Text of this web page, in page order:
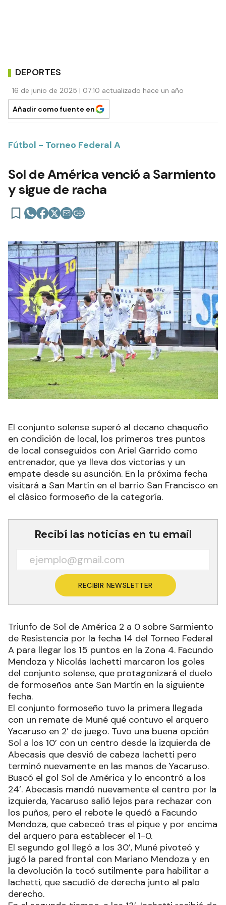
DEPORTES
16 de junio de 2025 | 07:10 actualizado hace un año
Añadir como fuente en
Fútbol - Torneo Federal A
Sol de América venció a Sarmiento
y sigue de racha
El conjunto solense superó al decano chaqueño
en condición de local, los primeros tres puntos
de local conseguidos con Ariel Garrido como
entrenador, que ya lleva dos victorias y un
empate desde su asunción. En la próxima fecha
visitará a San Martín en el barrio San Francisco en
el clásico formoseño de la categoría.
Recibí las noticias en tu email
RECIBIR NEWSLETTER
Triunfo de Sol de América 2 a 0 sobre Sarmiento
de Resistencia por la fecha 14 del Torneo Federal
A para llegar los 15 puntos en la Zona 4. Facundo
Mendoza y Nicolás Iachetti marcaron los goles
del conjunto solense, que protagonizará el duelo
de formoseños ante San Martín en la siguiente
fecha.
El conjunto formoseño tuvo la primera llegada
con un remate de Muné qué contuvo el arquero
Yacaruso en 2’ de juego. Tuvo una buena opción
Sol a los 10’ con un centro desde la izquierda de
Abecasis que desvió de cabeza Iachetti pero
terminó nuevamente en las manos de Yacaruso.
Buscó el gol Sol de América y lo encontró a los
24’. Abecasis mandó nuevamente el centro por la
izquierda, Yacaruso salió lejos para rechazar con
los puños, pero el rebote le quedó a Facundo
Mendoza, que cabeceó tras el pique y por encima
del arquero para establecer el 1-0.
El segundo gol llegó a los 30’, Muné pivoteó y
jugó la pared frontal con Mariano Mendoza y en
la devolución la tocó sutilmente para habilitar a
Iachetti, que sacudió de derecha junto al palo
derecho.